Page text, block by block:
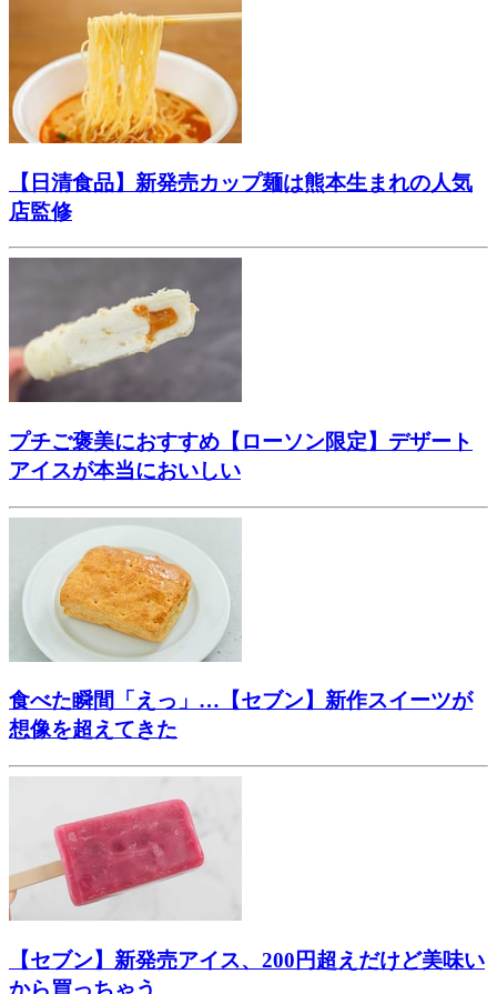
【日清食品】新発売カップ麺は熊本生まれの人気
店監修
プチご褒美におすすめ【ローソン限定】デザート
アイスが本当においしい
食べた瞬間「えっ」…【セブン】新作スイーツが
想像を超えてきた
【セブン】新発売アイス、200円超えだけど美味い
から買っちゃう